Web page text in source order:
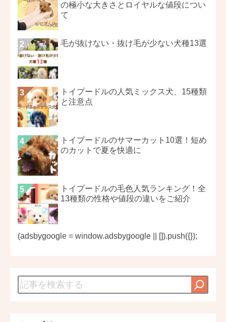
の極小な大きさとロイヤルな値段につい
て
毛が抜けない・抜け毛が少ない犬種13選
トイプードルの人気ミックス犬、15種類
と注意点
トイプードルのサマーカット10選！短め
のカットで夏を快適に
トイプードルの毛色人気ランキング！全
13種類の性格や値段の違いをご紹介
(adsbygoogle = window.adsbygoogle || []).push({});